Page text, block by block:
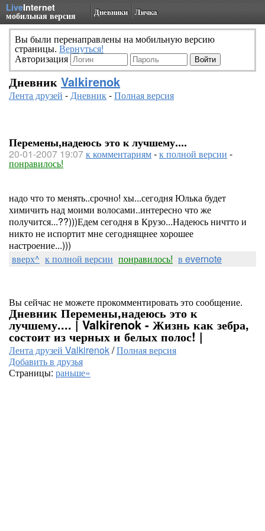
LiveInternet
мобильная версия Дневники Личка
Вы были перенаправлены на мобильную версию
страницы. Вернуться!
Авторизация
Дневник Valkirenok
Лента друзей -Дневник-Полная версия
Перемены,надеюсь это к лучшему....
20-01-2007 19:07к комментариям-к полной версии -
понравилось!
надо что то менять..срочно! хы...сегодня Юлька будет
химичить над моими волосами..интересно что же
получится...??)))Едем сегодня в Крузо...Надеюсь ничтто и
никто не испортит мне сегоднящнее хорошее
настроение...)))
вверх^ к полной версии понравилось! в evernote
Вы сейчас не можете прокомментировать это сообщение.
Дневник Перемены,надеюсь это к
лучшему.... | Valkirenok - Жизнь как зебра,
состоит из черных и белых полос! |
Лента друзей Valkirenok/Полная версия
Добавить в друзья
Страницы: раньше»